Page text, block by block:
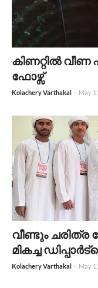
കിണറ്റിൽ
ഫോഴ്സ്
Kolachery Varthakal - May
വീണ്ടും ചരിത്ര
മികച്ച
Kolachery Varthakal - May